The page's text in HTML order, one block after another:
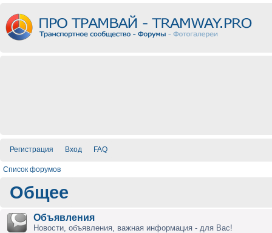
Регистрация Вход FAQ
Список форумов
Общее
Объявления
Новости, объявления, важная информация - для Вас!